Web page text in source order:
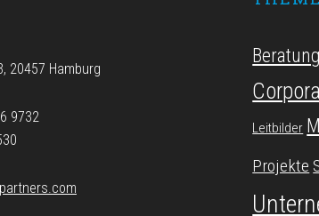
20457 Hamburg
9732
Beratung
Leitbilder
Projekte